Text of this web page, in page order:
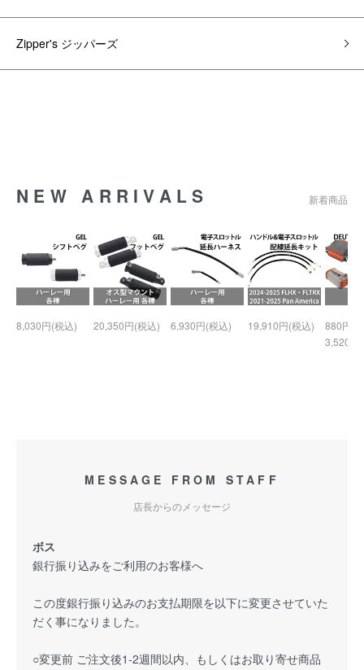
Zipper's ジッパーズ
NEW ARRIVALS 新着商品
8,030円(税込) 20,350円(税込) 6,930円(税込) 19,910円(税込)
880円(
3,520円
MESSAGE FROM STAFF
店長からのメッセージ
ボス
銀行振り込みをご利用のお客様へ
この度銀行振り込みのお支払期限を以下に変更させていた
だく事になりました。
○変更前 ご注文後1-2週間以内、もしくはお取り寄せ商品